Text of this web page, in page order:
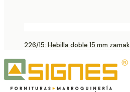
226/15: Hebilla doble 15 mm zamak